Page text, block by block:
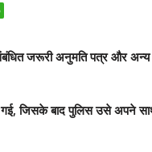
जरूरी अनुमति पत्र और
जिसके बाद पुलिस उसे अपने